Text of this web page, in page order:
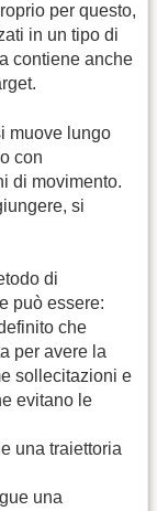
per questo,
in un tipo di
contiene anche
muove lungo
con
di movimento.
si
di
può essere:
che
per avere la
sollecitazioni e
evitano le
una traiettoria
una